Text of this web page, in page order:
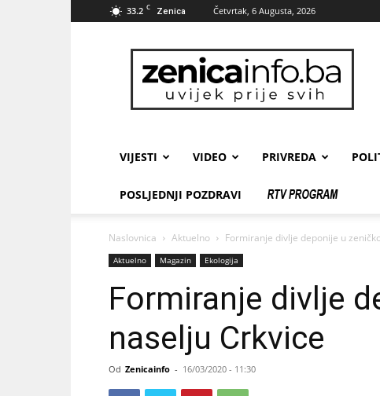
33.2 C Zenica Četvrtak, 6 Augusta, 2026
zenicainfo.ba
VIJESTI VIDEO PRIVREDA
POSLJEDNJI POZDRAVI
Naslovnica Aktuelno Formiranje divlje deponije u
Aktuelno Magazin Ekologija
Formiranje divlje
naselju Crkvice
Od Zenicainfo - 16/03/2020 - 11:30